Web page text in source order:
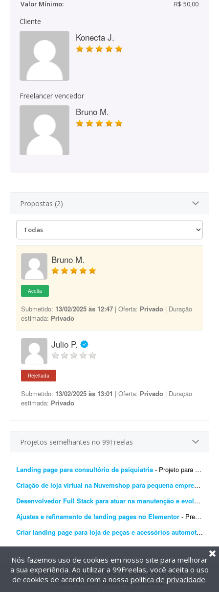
Valor Mínimo:
R$ 50,00
Cliente
Konecta J.
Freelancer vencedor
Bruno M.
Propostas (2)
Bruno M.
Aceita
Submetido: 13/02/2025 às 12:47 | Oferta: Privado | Duração
estimada: Privado
Julio P.
Rejeitada
Submetido: 13/02/2025 às 13:01 | Oferta: Privado | Duração
estimada: Privado
Projetos semelhantes no 99Freelas
Landing page para consultório de psiquiatria - Projeto para criação de landing page para consultório de psiquiatria. Escopo do projeto: Desenvolvimento completo da landing page. Design moderno, limpo e com foco em convers&...
Criação de loja virtual na Nuvemshop para pequena empresa
Desenvolvedor Full Stack para atuar na manutenção e evolução de uma plataforma SaaS
Ajustes e refinamento de landing pages no Elementor - Preciso de alguém para finalizar o desenvolvimento de 14 landing pages no Elementor. É um projeto rápido e de baixa complexidade. O cenário atual: As páginas j&...
Criar landing page para loja de peças e acessórios automotivos
@2014-2026 99Freelas. Todos os direitos reservados.
Termos de uso| Política de privacidade
Nós fazemos uso de cookies em nosso site para melhorar
a sua experiência. Ao utilizar a 99Freelas, você aceita o uso
de cookies de acordo com a nossa política de privacidade.